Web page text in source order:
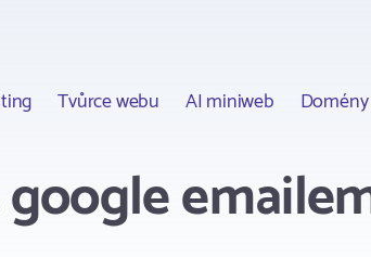
Tvůrce webu AI miniweb Domény